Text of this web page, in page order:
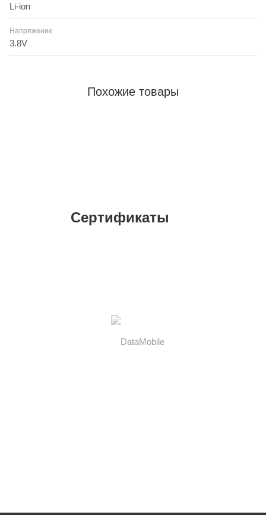
Li-ion
Напряжение
3.8V
Похожие товары
Сертификаты